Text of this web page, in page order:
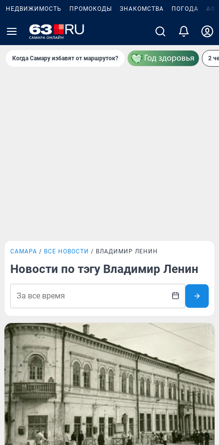
НЕДВИЖИМОСТЬ ПРОМОКОДЫ ЗНАКОМСТВА ПОГОДА
Когда Самару избавят от маршруток? 2
САМАРА ВСЕ НОВОСТИ ВЛАДИМИР ЛЕНИН
Новости по тэгу Владимир Ленин